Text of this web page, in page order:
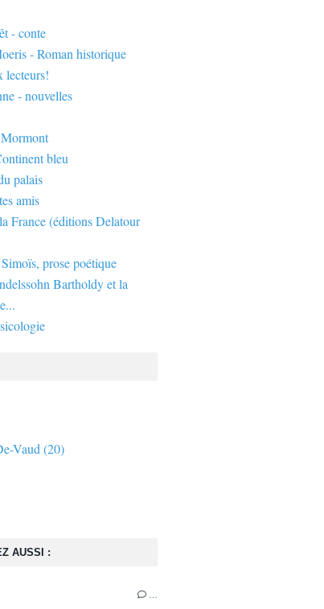
AUSSI :
…
- conte
- Roman historique
lecteurs!
- nouvelles
bleu
palais
amis
France (éditions Delatour
prose poétique
Bartholdy et la
Vaud (20)